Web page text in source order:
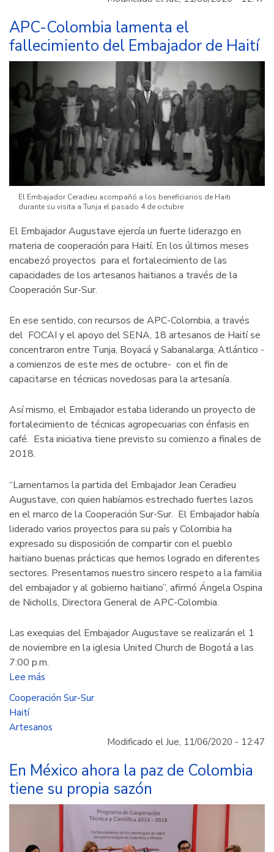
y
formación
de
talentos
futboleros
en
Bolivia
APC-Colombia lamenta el
fallecimiento del Embajador de Haití
El Embajador Ceradieu acompañó a los beneficiarios de Haiti
durante su visita a Tunja el pasado 4 de octubre
El Embajador Augustave ejercía un fuerte liderazgo en
materia de cooperación para Haití. En los últimos meses
encabezó proyectos para el fortalecimiento de las
capacidades de los artesanos haitianos a través de la
Cooperación Sur-Sur.
En ese sentido, con recursos de APC-Colombia, a través
del FOCAI y el apoyo del SENA, 18 artesanos de Haití se
concentraron entre Tunja, Boyacá y Sabanalarga, Atlántico -
a comienzos de este mes de octubre- con el fin de
capacitarse en técnicas novedosas para la artesanía.
Así mismo, el Embajador estaba liderando un proyecto de
fortalecimiento de técnicas agropecuarias con énfasis en
café. Esta iniciativa tiene previsto su comienzo a finales de
2018.
“Lamentamos la partida del Embajador Jean Ceradieu
Augustave, con quien habíamos estrechado fuertes lazos
en el marco de la Cooperación Sur-Sur. El Embajador había
liderado varios proyectos para su país y Colombia ha
expresado su disposición de compartir con el pueblo
haitiano buenas prácticas que hemos logrado en diferentes
sectores. Presentamos nuestro sincero respeto a la familia
del embajador y al gobierno haitiano”, afirmó Ángela Ospina
de Nicholls, Directora General de APC-Colombia.
Las exequias del Embajador Augustave se realizarán el 1
de noviembre en la iglesia United Church de Bogotá a las
7:00 p.m.
Lee más
APC-
del
de
Cooperación Sur-Sur
Haití
Artesanos
Modificado el Jue, 11/06/2020 - 12:47
En México ahora la paz de Colombia
tiene su propia sazón